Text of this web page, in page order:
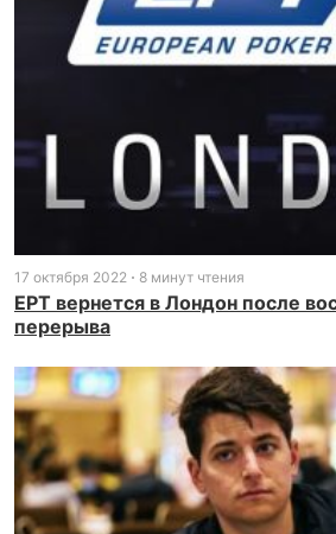
17 октября 2022 8 минут чтения
EPT вернется в Лондон после
перерыва